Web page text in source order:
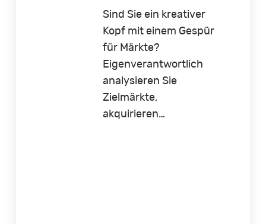
Sind Sie ein kreativer
Kopf mit einem Gespür
für Märkte?
Eigenverantwortlich
analysieren Sie
Zielmärkte,
akquirieren…